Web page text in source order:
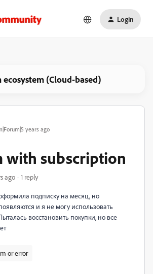
Login
(Cloud-based)
years ago
with subscription
ago 1 reply
подписку на месяц, но
и я не могу использовать
восстановить покупки, но все
or error